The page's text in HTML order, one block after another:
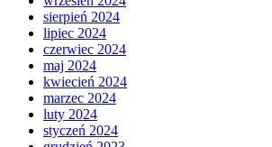
sierpień 2024
lipiec 2024
czerwiec 2024
maj 2024
kwiecień 2024
marzec 2024
luty 2024
styczeń 2024